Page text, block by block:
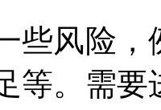
些风险
等。需